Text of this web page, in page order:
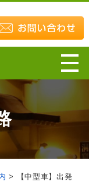
>
【中型車】出発